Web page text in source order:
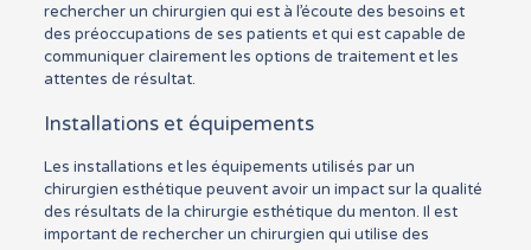
rechercher un chirurgien qui est à l’écoute des besoins et
des préoccupations de ses patients et qui est capable de
communiquer clairement les options de traitement et les
attentes de résultat.
Installations et équipements
Les installations et les équipements utilisés par un
chirurgien esthétique peuvent avoir un impact sur la qualité
des résultats de la chirurgie esthétique du menton. Il est
important de rechercher un chirurgien qui utilise des